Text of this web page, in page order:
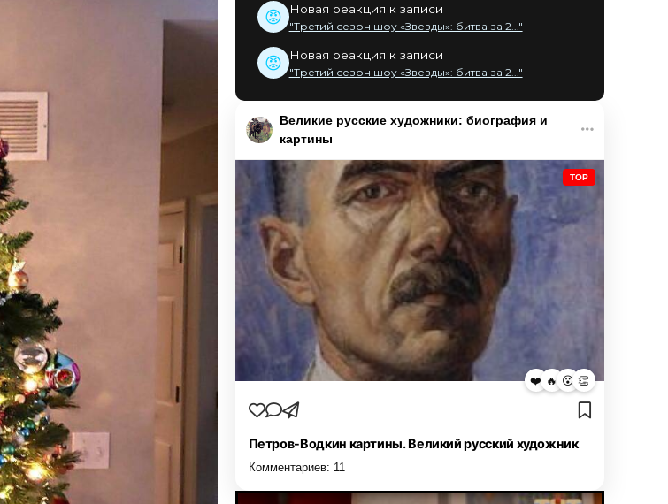
😡 Новая реакция к записи
"Третий сезон шоу «Звезды»: битва за 2..."
😡 Новая реакция к записи
"Третий сезон шоу «Звезды»: битва за 2..."
Великие русские художники: биография и
картины
TOP
❤️ 🔥 😮 👏
Петров-Водкин картины. Великий русский художник
Комментариев: 11